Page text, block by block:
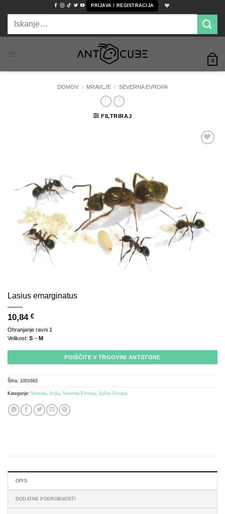
vsebino
PRIJAVA / REGISTRACIJA
Išči:
0
DOMOV / MRAVLJE / SEVERNA EVROPA
FILTRIRAJ
Lasius emarginatus
10,84 €
Ohranjanje ravni 1
Velikost: S – M
POIŠČITE V TRGOVINI ANTSTORE
Šifra: 1001693
Kategorije: Mravlje Azija Severna Evropa Južna Evropa
OPIS
DODATNE PODROBNOSTI